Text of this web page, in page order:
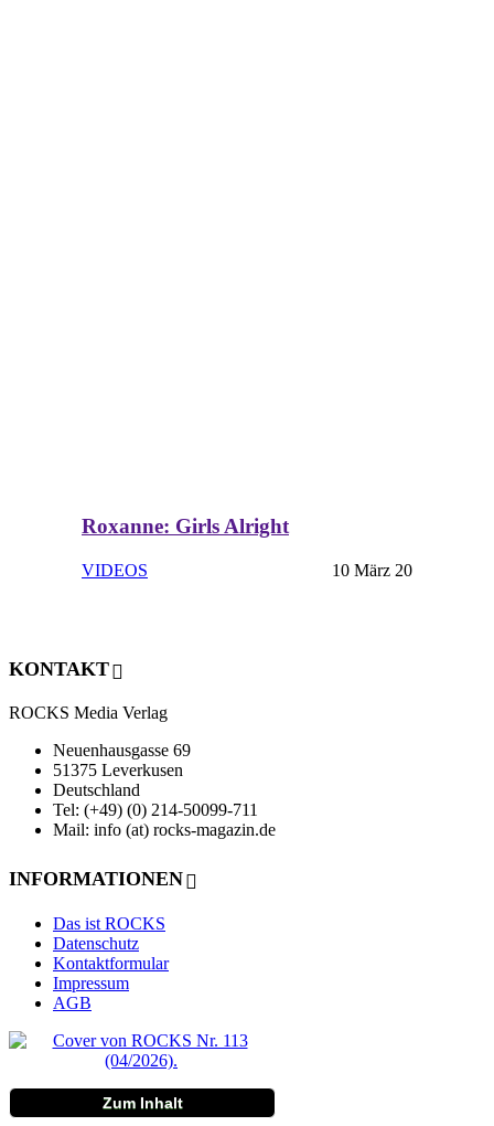
Roxanne: Girls Alright
VIDEOS 10 März 20
KONTAKT
ROCKS Media Verlag
Neuenhausgasse 69
51375 Leverkusen
Deutschland
Tel: (+49) (0) 214-50099-711
Mail: info (at) rocks-magazin.de
INFORMATIONEN
Das ist ROCKS
Datenschutz
Kontaktformular
Impressum
AGB
Zum Inhalt